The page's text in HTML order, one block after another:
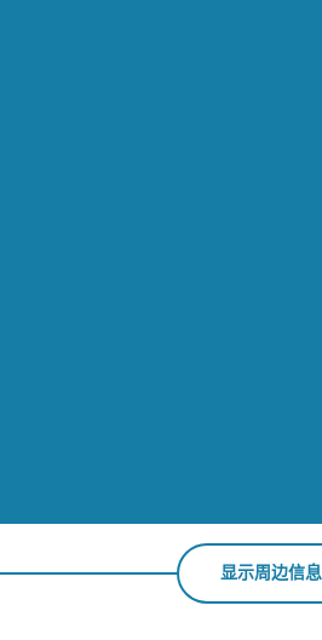
显示周边信息